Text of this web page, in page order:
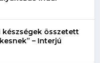
összetett
– Interjú